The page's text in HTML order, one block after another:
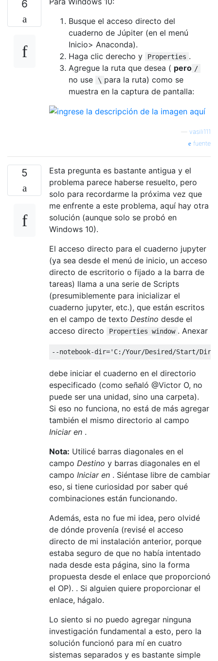
6
Busque el acceso directo del
cuaderno de Júpiter (en el menú
Inicio> Anaconda).
Haga clic derecho y
Properties .
Agregue la ruta que desea ( pero /
no use \ para la ruta) como se
muestra en la captura de pantalla:
vasili111
fuente
5
Esta pregunta es bastante antigua y el
problema parece haberse resuelto, pero
solo para recordarme la próxima vez que
me enfrente a este problema, aquí hay otra
solución (aunque solo se probó en
Windows 10).
El acceso directo para el cuaderno jupyter
(ya sea desde el menú de inicio, un acceso
directo de escritorio o fijado a la barra de
tareas) llama a una serie de Scripts
(presumiblemente para inicializar el
cuaderno jupyter, etc.), que están escritos
en el campo de texto Destino desde el
acceso directo
Properties window . Anexar
debe iniciar el cuaderno en el directorio
especificado (como señaló @Victor O, no
puede ser una unidad, sino una carpeta).
Si eso no funciona, no está de más agregar
también el mismo directorio al campo
Iniciar en .
Nota: Utilicé barras diagonales en el
campo Destino y barras diagonales en el
campo Iniciar en . Siéntase libre de cambiar
eso, si tiene curiosidad por saber qué
combinaciones están funcionando.
Además, esta no fue mi idea, pero olvidé
de dónde provenía (revisé el acceso
directo de mi instalación anterior, porque
estaba seguro de que no había intentado
nada desde esta página, sino la forma
propuesta desde el enlace que proporcionó
el OP). . Si alguien quiere proporcionar el
enlace, hágalo.
Lo siento si no puedo agregar ninguna
investigación fundamental a esto, pero la
solución funcionó para mí en cuatro
sistemas separados y es bastante simple